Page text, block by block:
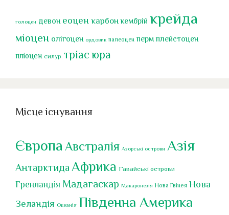
голоцен девон еоцен карбон кембрій крейда
міоцен олігоцен ордовик палеоцен перм плейстоцен
пліоцен силур тріасюра
Місце існування
Європа Австралія Азорські острови Азія
Антарктида Африка Гавайські острови
Гренландія Мадагаскар Макаронезія Нова Гвінея Нова
Зеландія Океанія Південна Америка